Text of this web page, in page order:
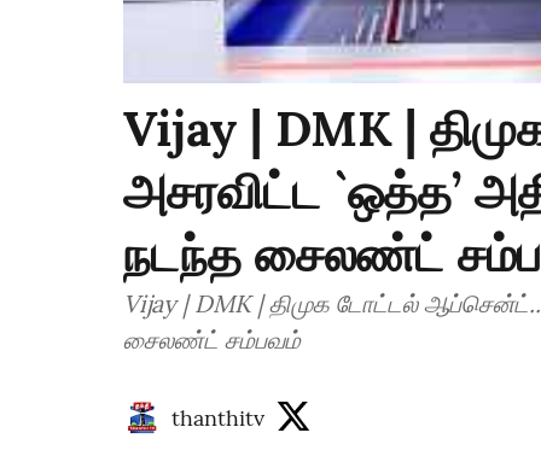
Vijay | DMK |
அசரவிட்ட `ஒத்த’
நடந்த சைலண்ட்
Vijay | DMK | திமுக டோட்டல்
சைலண்ட் சம்பவம்
thanthitv